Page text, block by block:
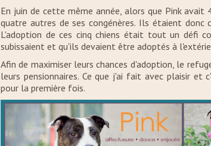
En juin de cette même année, alors que Pink
quatre autres de ses congénères. Ils étaient
L'adoption de ces cinq chiens était tout un défi
subissaient et qu'ils devaient être adoptés à
Afin de maximiser leurs chances d'adoption, le
leurs pensionnaires. Ce que j'ai fait avec plaisir et
pour la première fois.